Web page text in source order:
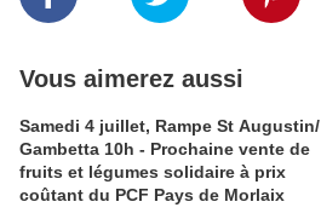
Vous aimerez aussi
Samedi 4 juillet, Rampe St Augustin/
Gambetta 10h - Prochaine vente de
fruits et légumes solidaire à prix
coûtant du PCF Pays de Morlaix